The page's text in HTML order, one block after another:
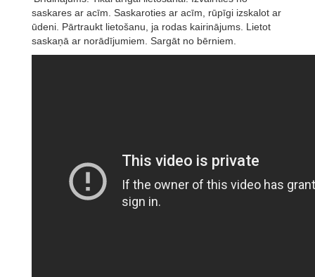
saskares ar acīm. Saskaroties ar acīm, rūpīgi izskalot ar
ūdeni. Pārtraukt lietošanu, ja rodas kairinājums. Lietot
saskaņā ar norādījumiem. Sargāt no bērniem.